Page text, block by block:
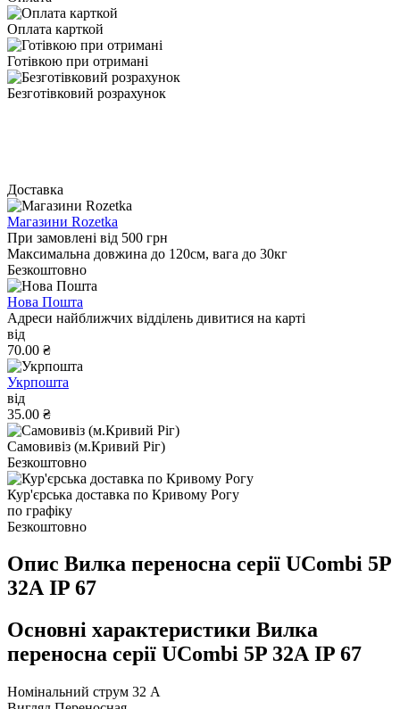
Оплата карткой
Готівкою при отримані
Безготівковий розрахунок
Доставка
Магазини Rozetka
При замовлені від 500 грн
Максимальна довжина до 120см, вага до 30кг
Безкоштовно
Нова Пошта
Адреси найближчих відділень дивитися на карті
від
70.00 ₴
Укрпошта
від
35.00 ₴
Самовивіз (м.Кривий Ріг)
Безкоштовно
Кур'єрська доставка по Кривому Рогу
по графіку
Безкоштовно
Опис Вилка переносна серії UCombi 5P
32А IP 67
Основні характеристики Вилка
переносна серії UCombi 5P 32А IP 67
Номінальний струм 32 А